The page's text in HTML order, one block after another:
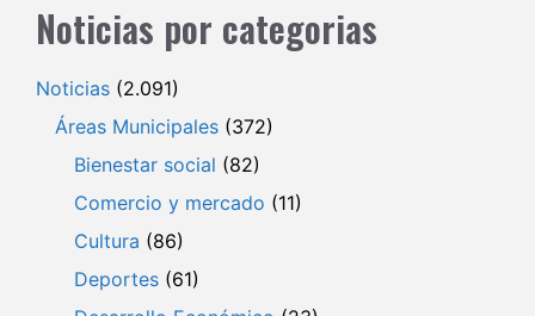
Noticias por categorias
Noticias (2.091)
Áreas Municipales (372)
Bienestar social (82)
Comercio y mercado (11)
Cultura (86)
Deportes (61)